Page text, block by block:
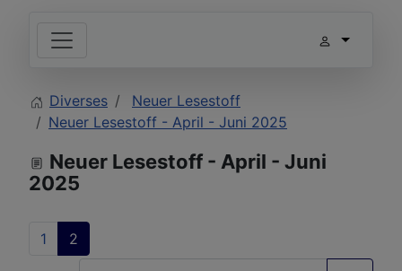
Diverses
Neuer Lesestoff
Neuer Lesestoff - April - Juni 2025
Neuer Lesestoff - April - Juni
2025
1 2